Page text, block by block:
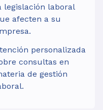
legislación laboral
afecten a su
personalizada
consultas en
de gestión